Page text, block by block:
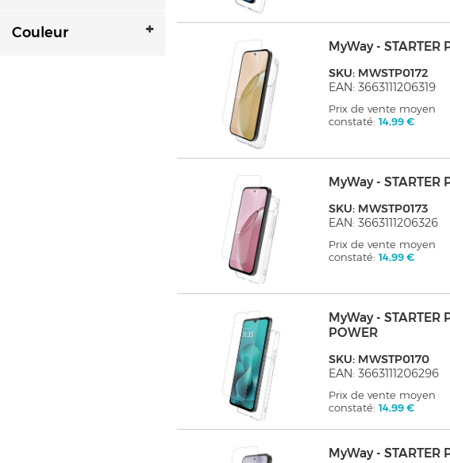
Couleur
MyWay - STARTER
SKU: MWSTP0172
EAN: 3663111206319
Prix de vente moyen
constaté:14,99 €
MyWay - STARTER
SKU: MWSTP0173
EAN: 3663111206326
Prix de vente moyen
constaté:14,99 €
MyWay - STARTER
POWER
SKU: MWSTP0170
EAN: 3663111206296
Prix de vente moyen
constaté:14,99 €
MyWay - STARTER